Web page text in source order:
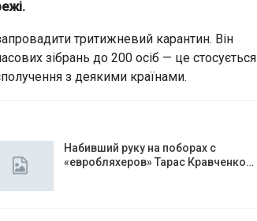
тритижневий карантин. Він
зібрань до 200 осіб — це стосується
з деякими країнами.
Набивший руку на поборах с
«евробляхеров» Тарас Кравченко…